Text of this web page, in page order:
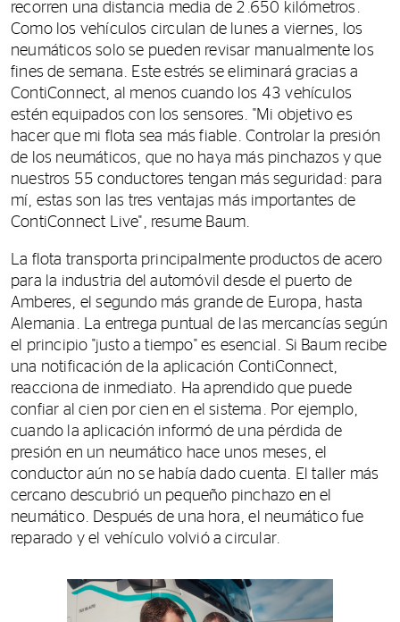
recorren una distancia media de 2.650 kilómetros.
Como los vehículos circulan de lunes a viernes, los
neumáticos solo se pueden revisar manualmente los
fines de semana. Este estrés se eliminará gracias a
ContiConnect, al menos cuando los 43 vehículos
estén equipados con los sensores. "Mi objetivo es
hacer que mi flota sea más fiable. Controlar la presión
de los neumáticos, que no haya más pinchazos y que
nuestros 55 conductores tengan más seguridad: para
mí, estas son las tres ventajas más importantes de
ContiConnect Live", resume Baum.
La flota transporta principalmente productos de acero
para la industria del automóvil desde el puerto de
Amberes, el segundo más grande de Europa, hasta
Alemania. La entrega puntual de las mercancías según
el principio "justo a tiempo" es esencial. Si Baum recibe
una notificación de la aplicación ContiConnect,
reacciona de inmediato. Ha aprendido que puede
confiar al cien por cien en el sistema. Por ejemplo,
cuando la aplicación informó de una pérdida de
presión en un neumático hace unos meses, el
conductor aún no se había dado cuenta. El taller más
cercano descubrió un pequeño pinchazo en el
neumático. Después de una hora, el neumático fue
reparado y el vehículo volvió a circular.